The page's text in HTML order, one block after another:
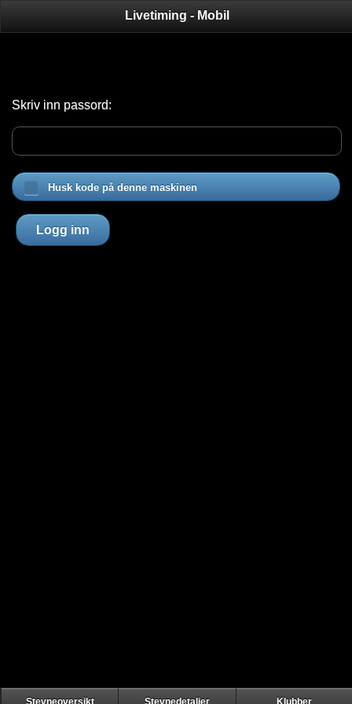
Livetiming - Mobil
Skriv inn passord:
Husk kode på denne maskinen
Logg inn
Stevneoversikt Stevnedetaljer Klubber